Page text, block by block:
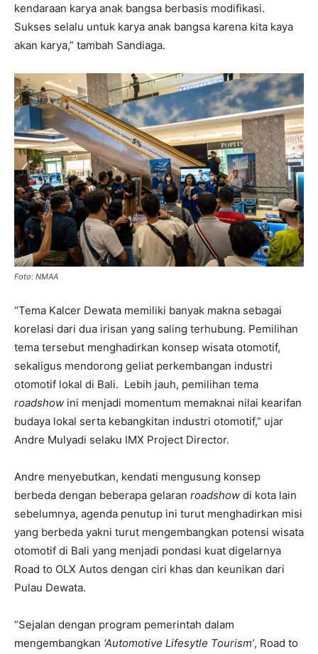
kendaraan karya anak bangsa berbasis modifikasi.
Sukses selalu untuk karya anak bangsa karena kita kaya
akan karya,” tambah Sandiaga.
Foto: NMAA
“Tema Kalcer Dewata memiliki banyak makna sebagai
korelasi dari dua irisan yang saling terhubung. Pemilihan
tema tersebut menghadirkan konsep wisata otomotif,
sekaligus mendorong geliat perkembangan industri
otomotif lokal di Bali. Lebih jauh, pemilihan tema
roadshow ini menjadi momentum memaknai nilai kearifan
budaya lokal serta kebangkitan industri otomotif,” ujar
Andre Mulyadi selaku IMX Project Director.
Andre menyebutkan, kendati mengusung konsep
berbeda dengan beberapa gelaran roadshow di kota lain
sebelumnya, agenda penutup ini turut menghadirkan misi
yang berbeda yakni turut mengembangkan potensi wisata
otomotif di Bali yang menjadi pondasi kuat digelarnya
Road to OLX Autos dengan ciri khas dan keunikan dari
Pulau Dewata.
“Sejalan dengan program pemerintah dalam
mengembangkan ‘Automotive Lifesytle Tourism’, Road to